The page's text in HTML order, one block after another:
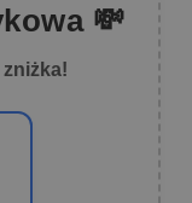
💸
zniżka!